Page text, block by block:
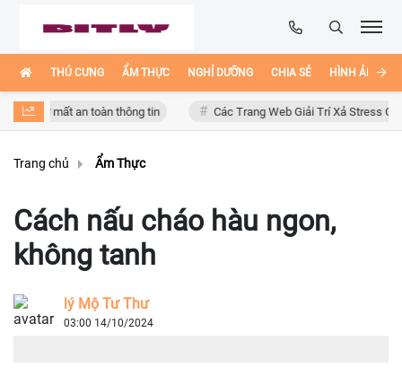
THÚ CƯNG ẨM THỰC NGHỈ DƯỠNG CHIA SẺ HÌNH ẢNH
mất an toàn thông tin Các Trang Web Giải Trí Xả Stress Cực Hay
Trang chủ Ẩm Thực
Cách nấu cháo hàu ngon,
không tanh
lý Mộ Tư Thư
03:00 14/10/2024